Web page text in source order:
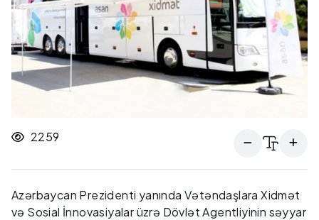
2259
Azərbaycan Prezidenti yanında Vətəndaşlara Xidmət
və Sosial İnnovasiyalar üzrə Dövlət Agentliyinin səyyar